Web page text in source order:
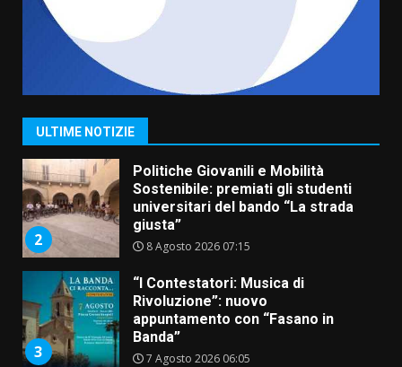
ULTIME NOTIZIE
6 Agosto 2026 08:00
1
Savelletri in festa, domani sera
grande spettacolo con Uccio De
2
Politiche Giovanili e Mobilità
Sostenibile: premiati gli studenti
universitari del bando “La strada
giusta”
8 Agosto 2026 07:15
3
“I Contestatori: Musica di
Rivoluzione”: nuovo
appuntamento con “Fasano in
Banda”
7 Agosto 2026 06:05